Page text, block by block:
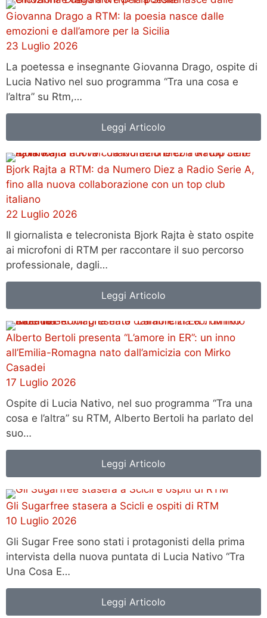
Giovanna Drago a RTM: la poesia nasce dalle
emozioni e dall’amore per la Sicilia
23 Luglio 2026
La poetessa e insegnante Giovanna Drago, ospite di
Lucia Nativo nel suo programma “Tra una cosa e
l’altra” su Rtm,…
Leggi Articolo
Bjork Rajta a RTM: da Numero Diez a Radio Serie A,
fino alla nuova collaborazione con un top club
italiano
22 Luglio 2026
Il giornalista e telecronista Bjork Rajta è stato ospite
ai microfoni di RTM per raccontare il suo percorso
professionale, dagli…
Leggi Articolo
Alberto Bertoli presenta “L’amore in ER”: un inno
all’Emilia-Romagna nato dall’amicizia con Mirko
Casadei
17 Luglio 2026
Ospite di Lucia Nativo, nel suo programma “Tra una
cosa e l’altra” su RTM, Alberto Bertoli ha parlato del
suo…
Leggi Articolo
Gli Sugarfree stasera a Scicli e ospiti di RTM
10 Luglio 2026
Gli Sugar Free sono stati i protagonisti della prima
intervista della nuova puntata di Lucia Nativo “Tra
Una Cosa E…
Leggi Articolo